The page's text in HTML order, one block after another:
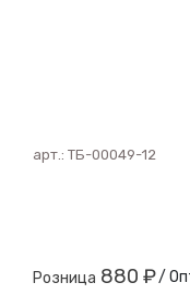
арт.: ТБ-00049-12
Розница 880 ₽/